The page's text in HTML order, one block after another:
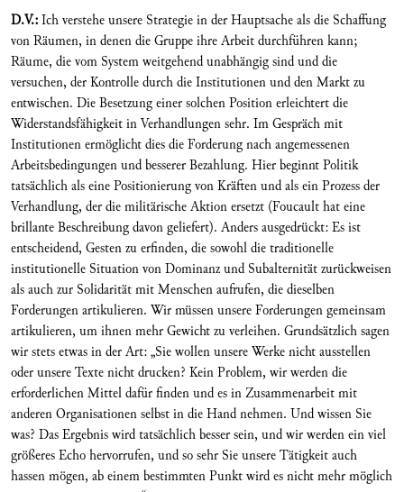
D.V.:Ich verstehe unsere Strategie in der Hauptsache als die Schaffung
von Räumen, in denen die Gruppe ihre Arbeit durchführen kann;
Räume, die vom System weitgehend unabhängig sind und die
versuchen, der Kontrolle durch die Institutionen und den Markt zu
entwischen. Die Besetzung einer solchen Position erleichtert die
Widerstandsfähigkeit in Verhandlungen sehr. Im Gespräch mit
Institutionen ermöglicht dies die Forderung nach angemessenen
Arbeitsbedingungen und besserer Bezahlung. Hier beginnt Politik
tatsächlich als eine Positionierung von Kräften und als ein Prozess der
Verhandlung, der die militärische Aktion ersetzt (Foucault hat eine
brillante Beschreibung davon geliefert). Anders ausgedrückt: Es ist
entscheidend, Gesten zu erfinden, die sowohl die traditionelle
institutionelle Situation von Dominanz und Subalternität zurückweisen
als auch zur Solidarität mit Menschen aufrufen, die dieselben
Forderungen artikulieren. Wir müssen unsere Forderungen gemeinsam
artikulieren, um ihnen mehr Gewicht zu verleihen. Grundsätzlich sagen
wir stets etwas in der Art: „Sie wollen unsere Werke nicht ausstellen
oder unsere Texte nicht drucken? Kein Problem, wir werden die
erforderlichen Mittel dafür finden und es in Zusammenarbeit mit
anderen Organisationen selbst in die Hand nehmen. Und wissen Sie
was? Das Ergebnis wird tatsächlich besser sein, und wir werden ein viel
größeres Echo hervorrufen, und so sehr Sie unsere Tätigkeit auch
hassen mögen, ab einem bestimmten Punkt wird es nicht mehr möglich